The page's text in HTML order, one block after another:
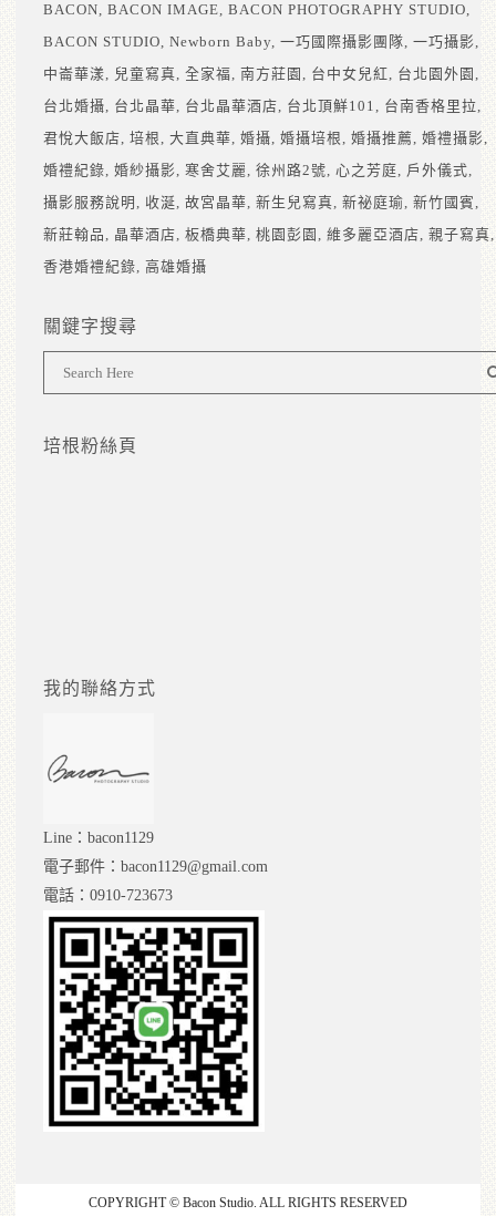
BACON BACON IMAGE BACON PHOTOGRAPHY STUDIO
BACON STUDIO Newborn Baby 一巧國際攝影團隊 一巧攝影
中崙華漾
兒童寫真 全家福 南方莊園 台中女兒紅
台北園外園
台北婚攝
台北晶華 台北晶華酒店 台北頂鮮101
台南香格里拉
君悅大飯店 培根 大直典華 婚攝 婚攝培根 婚攝推薦 婚禮攝影
婚禮紀錄 婚紗攝影 寒舍艾麗 徐州路2號 心之芳庭
戶外儀式
攝影服務說明
收涎 故宮晶華 新生兒寫真 新祕庭瑜 新竹國賓
新莊翰品
晶華酒店 板橋典華 桃園彭園 維多麗亞酒店 親子寫真
香港婚禮紀錄 高雄婚攝
關鍵字搜尋
培根粉絲頁
我的聯絡方式
Line：bacon1129
電子郵件：bacon1129@gmail.com
電話：0910-723673
COPYRIGHT © Bacon Studio. ALL RIGHTS RESERVED